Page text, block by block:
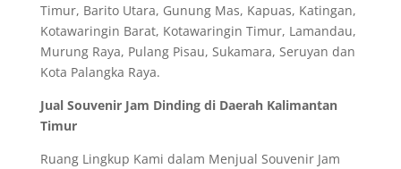
Timur, Barito Utara, Gunung Mas, Kapuas, Katingan,
Kotawaringin Barat, Kotawaringin Timur, Lamandau,
Murung Raya, Pulang Pisau, Sukamara, Seruyan dan
Kota Palangka Raya.
Jual Souvenir Jam Dinding di Daerah Kalimantan
Timur
Ruang Lingkup Kami dalam Menjual Souvenir Jam